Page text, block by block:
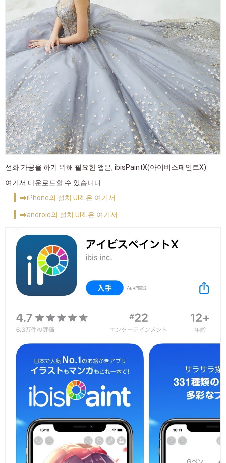
선화 가공을 하기 위해 필요한 앱은, ibisPaintX(아이비스페인트X).
여기서 다운로드할 수 있습니다.
➡iPhone의 설치 URL은 여기서
➡android의 설치 URL은 여기서